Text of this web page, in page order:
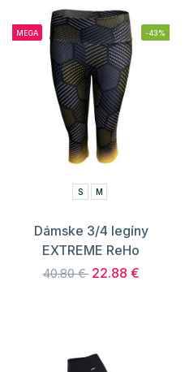
MEGA -43%
S M
Dámske 3/4 legíny
EXTREME ReHo
40.80 € 22.88 €